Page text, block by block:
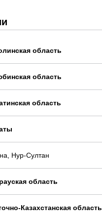
область
область
область
Нур-Султан
область
Казахстанская область